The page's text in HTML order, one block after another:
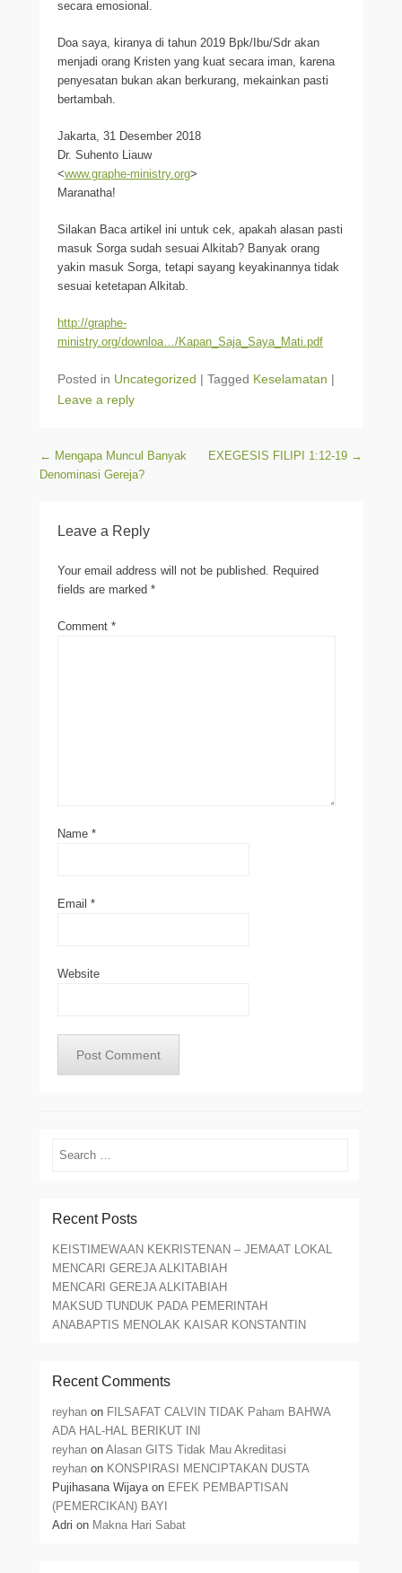
secara emosional.
Doa saya, kiranya di tahun 2019 Bpk/Ibu/Sdr akan
menjadi orang Kristen yang kuat secara iman, karena
penyesatan bukan akan berkurang, mekainkan pasti
bertambah.
Jakarta, 31 Desember 2018
Dr. Suhento Liauw
<www.graphe-ministry.org>
Maranatha!
Silakan Baca artikel ini untuk cek, apakah alasan pasti
masuk Sorga sudah sesuai Alkitab? Banyak orang
yakin masuk Sorga, tetapi sayang keyakinannya tidak
sesuai ketetapan Alkitab.
http://graphe-
ministry.org/downloa…/Kapan_Saja_Saya_Mati.pdf
Posted in Uncategorized | Tagged Keselamatan |
Leave a reply
Post navigation
← Mengapa Muncul Banyak
Denominasi Gereja?
EXEGESIS FILIPI 1:12-19 →
Leave a Reply
Your email address will not be published. Required
fields are marked *
Comment *
Name *
Email *
Website
Search
Recent Posts
KEISTIMEWAAN KEKRISTENAN – JEMAAT LOKAL
MENCARI GEREJA ALKITABIAH
MENCARI GEREJA ALKITABIAH
MAKSUD TUNDUK PADA PEMERINTAH
ANABAPTIS MENOLAK KAISAR KONSTANTIN
Recent Comments
reyhan on FILSAFAT CALVIN TIDAK Paham BAHWA
ADA HAL-HAL BERIKUT INI
reyhan onAlasan GITS Tidak Mau Akreditasi
reyhan on KONSPIRASI MENCIPTAKAN DUSTA
Pujihasana Wijayaon EFEK PEMBAPTISAN
(PEMERCIKAN) BAYI
Adri on Makna Hari Sabat